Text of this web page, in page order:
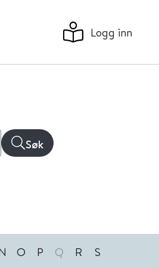
Logg inn
Søk
O P Q R S